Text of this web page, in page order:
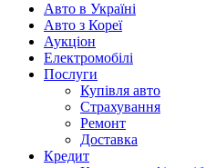
Авто в Україні
Авто з Кореї
Аукціон
Електромобілі
Послуги
Купівля авто
Страхування
Ремонт
Доставка
Кредит